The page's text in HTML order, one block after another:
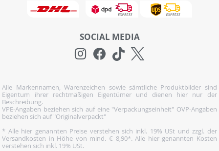
SOCIAL MEDIA
Alle Markennamen, Warenzeichen sowie sämtliche Produktbilder sind
Eigentum ihrer rechtmäßigen Eigentümer und dienen hier nur der
Beschreibung.
VPE-Angaben beziehen sich auf eine "Verpackungseinheit" OVP-Angaben
beziehen sich auf "Originalverpackt"
* Alle hier genannten Preise verstehen sich inkl. 19% USt und zzgl. der
Versandkosten in Höhe von mind. € 8,90*. Alle hier genannten Kosten
verstehen sich inkl. 19% USt.